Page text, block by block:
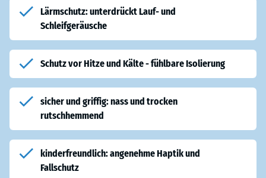
Lärmschutz: unterdrückt Lauf- und
Schleifgeräusche
Schutz vor Hitze und Kälte - fühlbare Isolierung
sicher und griffig: nass und trocken
rutschhemmend
kinderfreundlich: angenehme Haptik und
Fallschutz